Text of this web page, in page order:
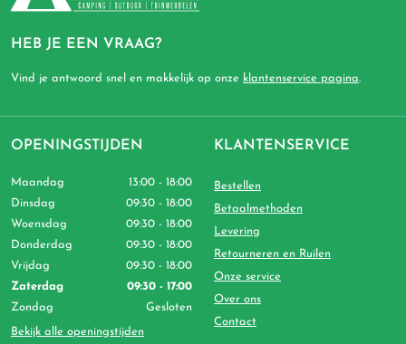
HEB JE EEN VRAAG?
Vind je antwoord snel en makkelijk op onze klantenservice pagina.
OPENINGSTIJDEN
Maandag
13:00 - 18:00
Dinsdag
09:30 - 18:00
Woensdag
09:30 - 18:00
Donderdag
09:30 - 18:00
Vrijdag
09:30 - 18:00
Zaterdag
09:30 - 17:00
Zondag
Gesloten
Bekijk alle openingstijden
KLANTENSERVICE
Bestellen
Betaalmethoden
Levering
Retourneren en Ruilen
Onze service
Over ons
Contact